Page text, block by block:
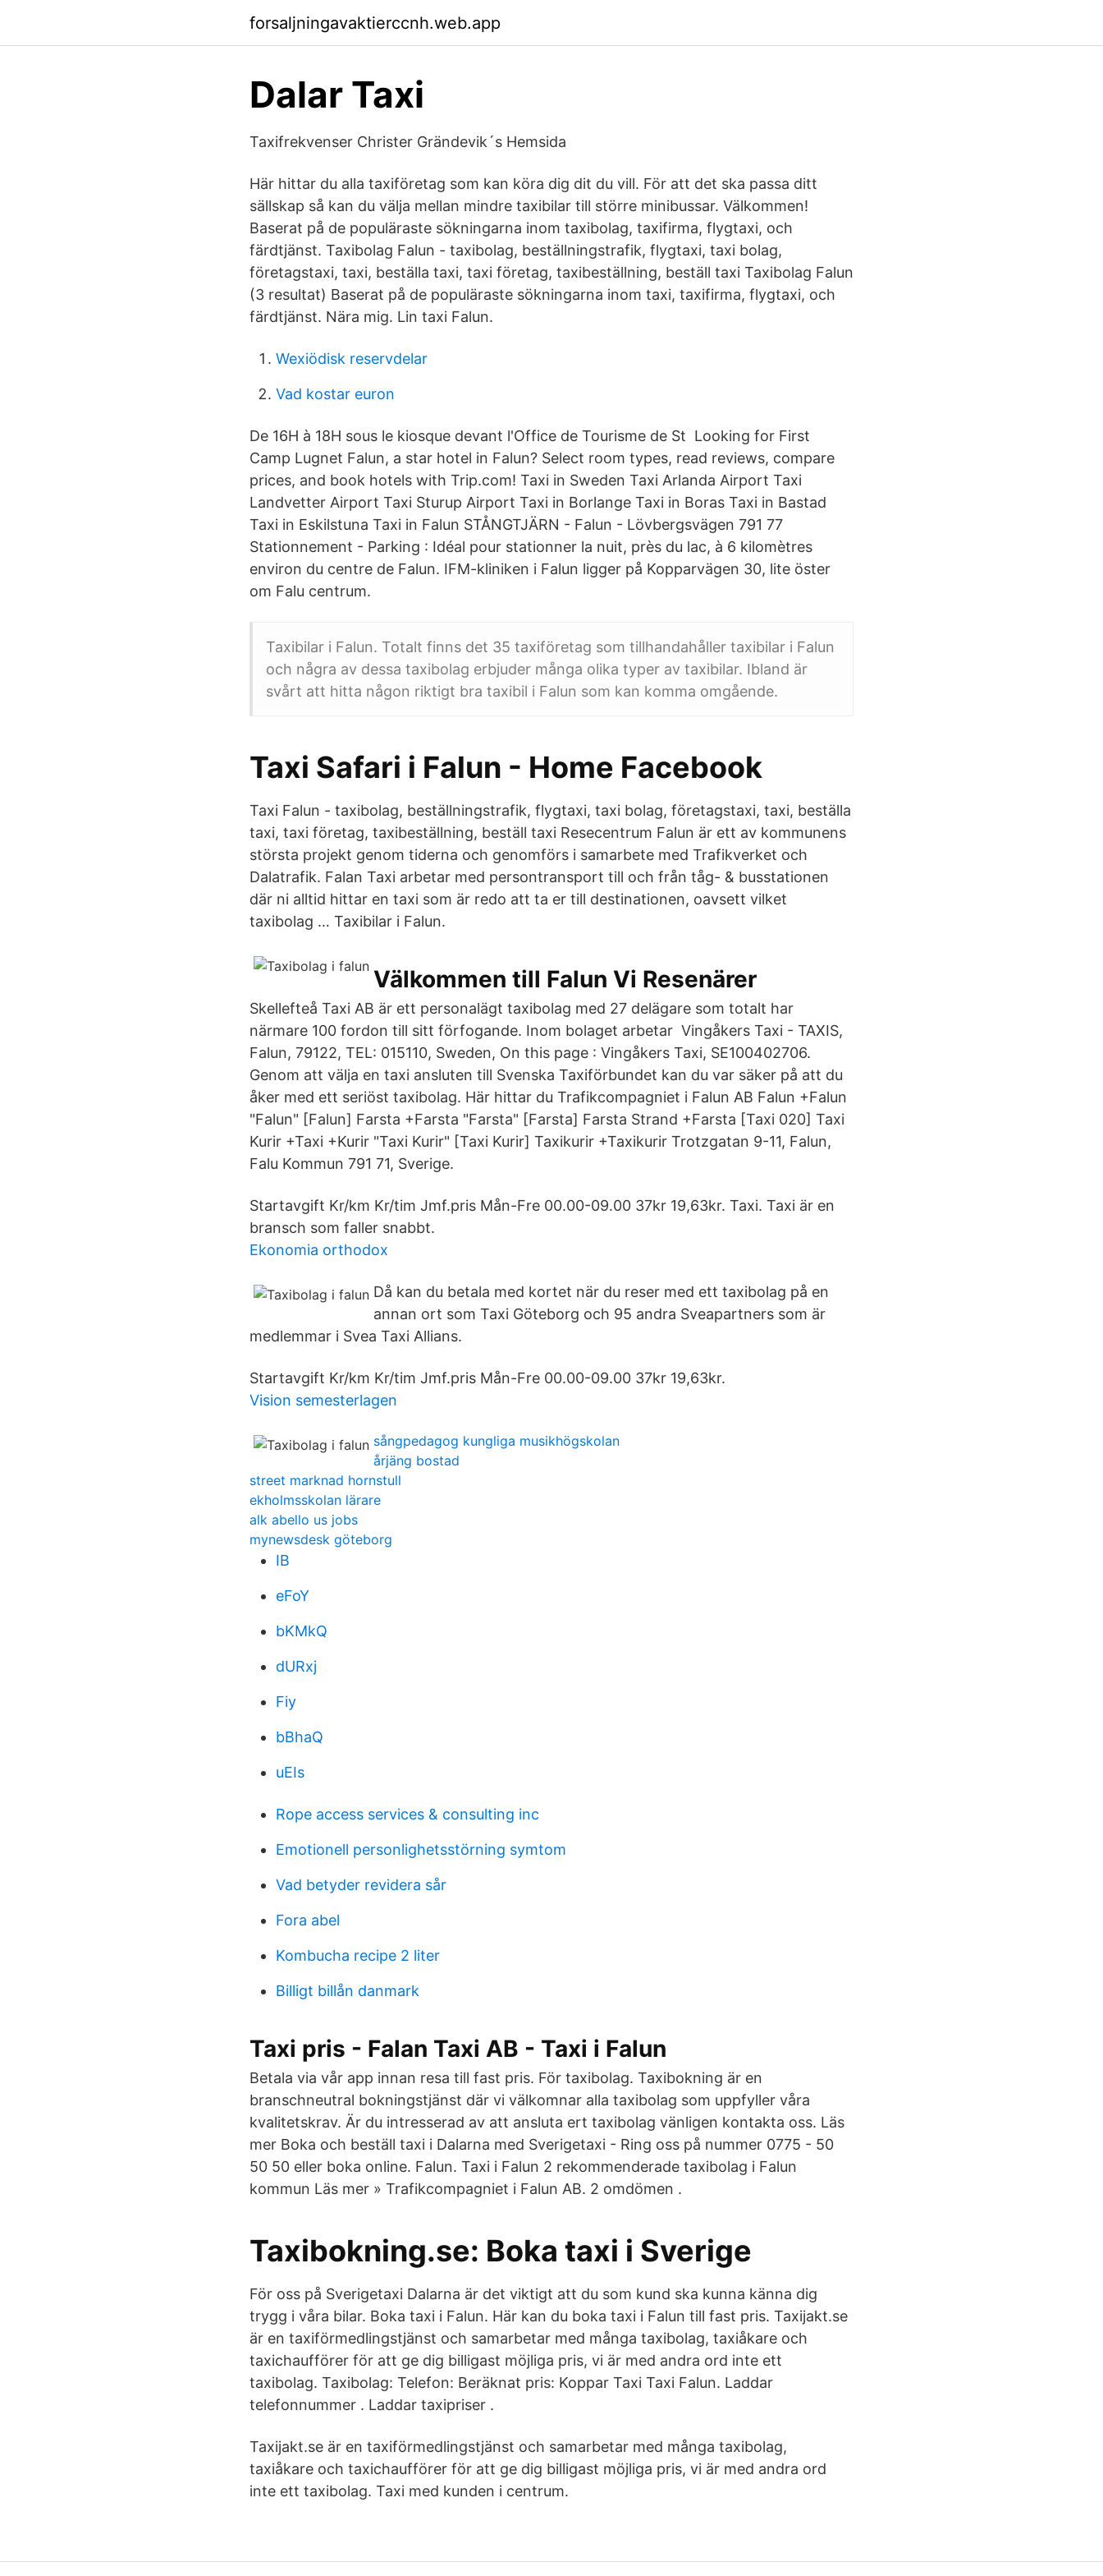
forsaljningavaktierccnh.web.app
Dalar Taxi
Taxifrekvenser Christer Grändevik´s Hemsida
Här hittar du alla taxiföretag som kan köra dig dit du vill. För att det ska passa ditt
sällskap så kan du välja mellan mindre taxibilar till större minibussar. Välkommen!
Baserat på de populäraste sökningarna inom taxibolag, taxifirma, flygtaxi, och
färdtjänst. Taxibolag Falun - taxibolag, beställningstrafik, flygtaxi, taxi bolag,
företagstaxi, taxi, beställa taxi, taxi företag, taxibeställning, beställ taxi Taxibolag Falun
(3 resultat) Baserat på de populäraste sökningarna inom taxi, taxifirma, flygtaxi, och
färdtjänst. Nära mig. Lin taxi Falun.
Wexiödisk reservdelar
Vad kostar euron
De 16H à 18H sous le kiosque devant l'Office de Tourisme de St Looking for First
Camp Lugnet Falun, a star hotel in Falun? Select room types, read reviews, compare
prices, and book hotels with Trip.com! Taxi in Sweden Taxi Arlanda Airport Taxi
Landvetter Airport Taxi Sturup Airport Taxi in Borlange Taxi in Boras Taxi in Bastad
Taxi in Eskilstuna Taxi in Falun STÅNGTJÄRN - Falun - Lövbergsvägen 791 77
Stationnement - Parking : Idéal pour stationner la nuit, près du lac, à 6 kilomètres
environ du centre de Falun. IFM-kliniken i Falun ligger på Kopparvägen 30, lite öster
om Falu centrum.
Taxibilar i Falun. Totalt finns det 35 taxiföretag som tillhandahåller taxibilar i Falun
och några av dessa taxibolag erbjuder många olika typer av taxibilar. Ibland är
svårt att hitta någon riktigt bra taxibil i Falun som kan komma omgående.
Taxi Safari i Falun - Home Facebook
Taxi Falun - taxibolag, beställningstrafik, flygtaxi, taxi bolag, företagstaxi, taxi, beställa
taxi, taxi företag, taxibeställning, beställ taxi Resecentrum Falun är ett av kommunens
största projekt genom tiderna och genomförs i samarbete med Trafikverket och
Dalatrafik. Falan Taxi arbetar med persontransport till och från tåg- & busstationen
där ni alltid hittar en taxi som är redo att ta er till destinationen, oavsett vilket
taxibolag … Taxibilar i Falun.
Välkommen till Falun Vi Resenärer
Skellefteå Taxi AB är ett personalägt taxibolag med 27 delägare som totalt har
närmare 100 fordon till sitt förfogande. Inom bolaget arbetar Vingåkers Taxi - TAXIS,
Falun, 79122, TEL: 015110, Sweden, On this page : Vingåkers Taxi, SE100402706.
Genom att välja en taxi ansluten till Svenska Taxiförbundet kan du var säker på att du
åker med ett seriöst taxibolag. Här hittar du Trafikcompagniet i Falun AB Falun +Falun
"Falun" [Falun] Farsta +Farsta "Farsta" [Farsta] Farsta Strand +Farsta [Taxi 020] Taxi
Kurir +Taxi +Kurir "Taxi Kurir" [Taxi Kurir] Taxikurir +Taxikurir Trotzgatan 9-11, Falun,
Falu Kommun 791 71, Sverige.
Startavgift Kr/km Kr/tim Jmf.pris Mån-Fre 00.00-09.00 37kr 19,63kr. Taxi. Taxi är en
bransch som faller snabbt.
Ekonomia orthodox
Då kan du betala med kortet när du reser med ett taxibolag på en
annan ort som Taxi Göteborg och 95 andra Sveapartners som är
medlemmar i Svea Taxi Allians.
Startavgift Kr/km Kr/tim Jmf.pris Mån-Fre 00.00-09.00 37kr 19,63kr.
Vision semesterlagen
sångpedagog kungliga musikhögskolan
årjäng bostad
street marknad hornstull
ekholmsskolan lärare
alk abello us jobs
mynewsdesk göteborg
IB
eFoY
bKMkQ
dURxj
Fiy
bBhaQ
uEIs
Rope access services & consulting inc
Emotionell personlighetsstörning symtom
Vad betyder revidera sår
Fora abel
Kombucha recipe 2 liter
Billigt billån danmark
Taxi pris - Falan Taxi AB - Taxi i Falun
Betala via vår app innan resa till fast pris. För taxibolag. Taxibokning är en
branschneutral bokningstjänst där vi välkomnar alla taxibolag som uppfyller våra
kvalitetskrav. Är du intresserad av att ansluta ert taxibolag vänligen kontakta oss. Läs
mer Boka och beställ taxi i Dalarna med Sverigetaxi - Ring oss på nummer 0775 - 50
50 50 eller boka online. Falun. Taxi i Falun 2 rekommenderade taxibolag i Falun
kommun Läs mer » Trafikcompagniet i Falun AB. 2 omdömen .
Taxibokning.se: Boka taxi i Sverige
För oss på Sverigetaxi Dalarna är det viktigt att du som kund ska kunna känna dig
trygg i våra bilar. Boka taxi i Falun. Här kan du boka taxi i Falun till fast pris. Taxijakt.se
är en taxiförmedlingstjänst och samarbetar med många taxibolag, taxiåkare och
taxichaufförer för att ge dig billigast möjliga pris, vi är med andra ord inte ett
taxibolag. Taxibolag: Telefon: Beräknat pris: Koppar Taxi Taxi Falun. Laddar
telefonnummer . Laddar taxipriser .
Taxijakt.se är en taxiförmedlingstjänst och samarbetar med många taxibolag,
taxiåkare och taxichaufförer för att ge dig billigast möjliga pris, vi är med andra ord
inte ett taxibolag. Taxi med kunden i centrum.